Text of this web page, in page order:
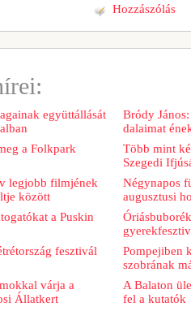
Hozzászólás
együttállását
a Folkpark
legjobb filmjének
között
a Puskin
fesztivál
várja a
Állatkert
Bródy
dalaimat
Több mint
Szegedi
Négynapos
augusztusi
Pompejiben
szobrának
A Balaton
fel a kutatók